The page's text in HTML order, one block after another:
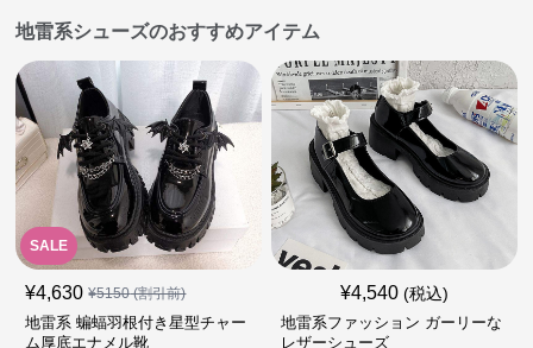
地雷系シューズのおすすめアイテム
SALE
¥4,630 ¥5150(割引前)
地雷系 蝙蝠羽根付き星型チャー
ム厚底エナメル靴
¥4,540 (税込)
地雷系ファッション ガーリーな
レザーシューズ